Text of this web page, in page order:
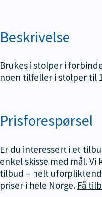
Beskrivelse
Brukes i stolper i
noen tilfeller i stolper til
Prisforespørsel
Er du interessert i et
enkel skisse med mål.
tilbud – helt
priser i hele Norge. Få